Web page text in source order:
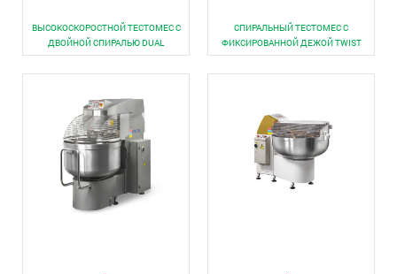
ВЫСОКОСКОРОСТНОЙ ТЕСТОМЕС С
ДВОЙНОЙ СПИРАЛЬЮ DUAL
СПИРАЛЬНЫЙ ТЕСТОМЕС С
ФИКСИРОВАННОЙ ДЕЖОЙ TWIST